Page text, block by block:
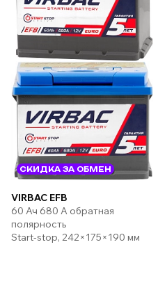
СКИДКА ЗА ОБМЕН
VIRBAC EFB
60 Ач 680 А обратная
полярность
Start-stop, 242×175×190 мм